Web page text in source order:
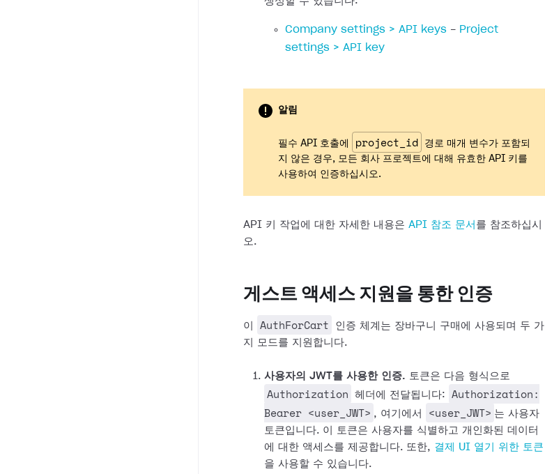
Company settings > API keys - Project
settings > API key
알림
필수 API 호출에 project_id
경로 매개 변수가 포함되
지 않은 경우, 모든 회사 프로젝트에 대해 유효한 API 키를
사용하여 인증하십시오.
API 키 작업에 대한 자세한 내용은 API 참조 문서 를 참조하십시
오.
게스트 액세스 지원을 통한 인증
이 AuthForCart
인증 체계는 장바구니 구매에 사용되며 두 가
지 모드를 지원합니다.
사용자의 JWT를 사용한 인증. 토큰은 다음 형식으로
Authorization 헤더에 전달됩니다:
Authorization:
Bearer <user_JWT> , 여기에서 <user_JWT> 는 사용자
토큰입니다. 이 토큰은 사용자를 식별하고 개인화된 데이터
에 대한 액세스를 제공합니다. 또한, 결제 UI 열기 위한 토큰
을 사용할 수 있습니다.